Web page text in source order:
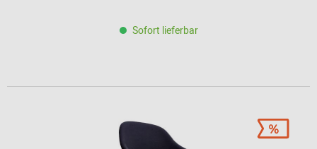
Sofort lieferbar